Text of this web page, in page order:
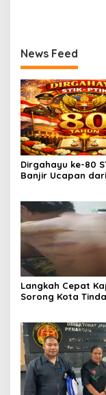
News Feed
Dirgahayu ke-80
Banjir Ucapan dari
Langkah Cepat
Sorong Kota
Anak